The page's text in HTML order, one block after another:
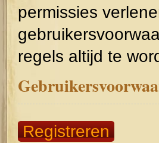
permissies
regels altijd te
Registreren